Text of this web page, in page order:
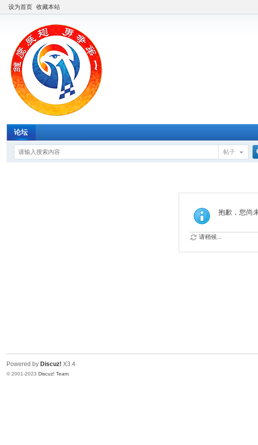
设为首页 收藏本站
论坛
帖子
抱歉，您尚
请稍候...
Powered by Discuz! X3.4
© 2001-2023Discuz! Team